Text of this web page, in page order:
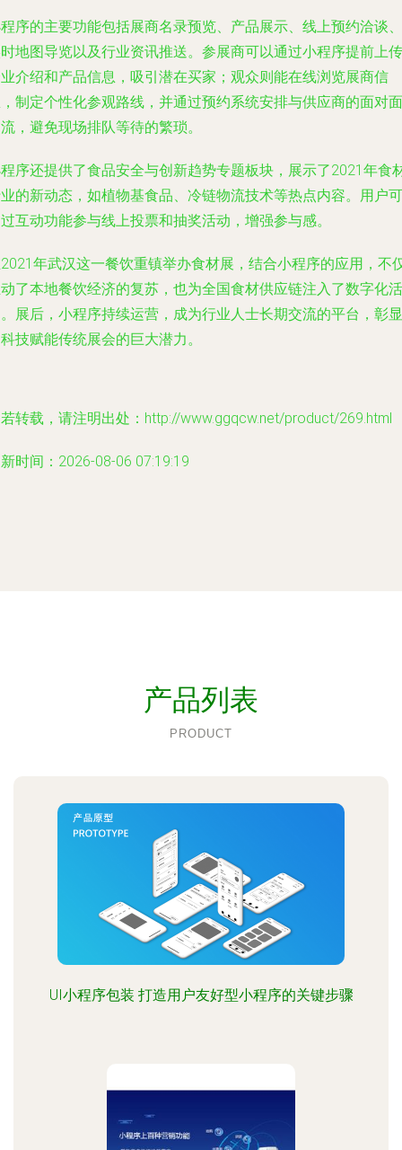
序的主要功能包括展商名录预览、产品展示、线上预约洽谈、
地图导览以及行业资讯推送。参展商可以通过小程序提前上传
介绍和产品信息，吸引潜在买家；观众则能在线浏览展商信
制定个性化参观路线，并通过预约系统安排与供应商的面对面
，避免现场排队等待的繁琐。
序还提供了食品安全与创新趋势专题板块，展示了2021年食
的新动态，如植物基食品、冷链物流技术等热点内容。用户可
互动功能参与线上投票和抽奖活动，增强参与感。
年武汉这一餐饮重镇举办食材展，结合小程序的应用，不
了本地餐饮经济的复苏，也为全国食材供应链注入了数字化活
展后，小程序持续运营，成为行业人士长期交流的平台，彰显
技赋能传统展会的巨大潜力。
转载，请注明出处：http://www.ggqcw.net/product/269.html
时间：2026-08-06 07:19:19
产品列表
PRODUCT
UI小程序包装 打造用户友好型小程序的关键步骤